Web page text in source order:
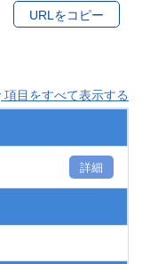
URLをコピー
項目をすべて表示する
詳細